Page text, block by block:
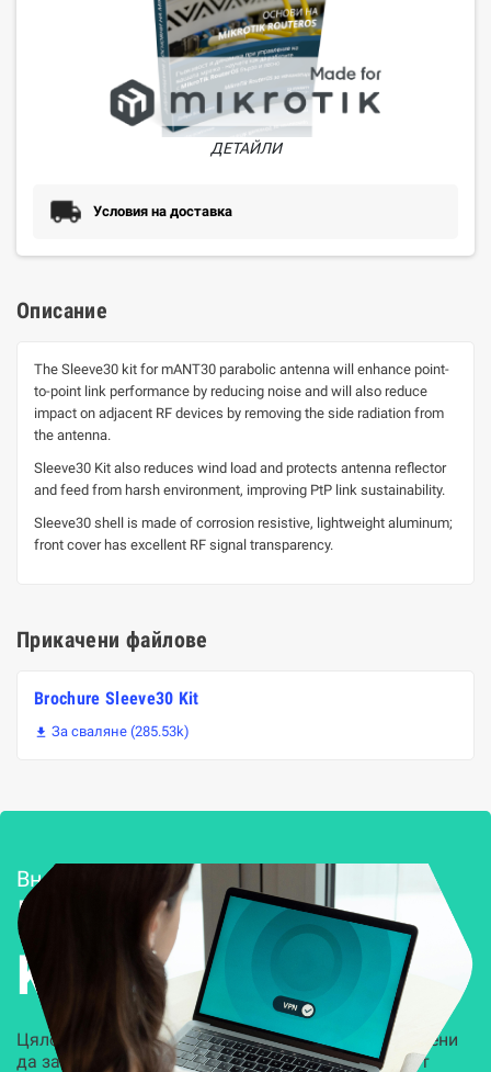
ДЕТАЙЛИ
Условия на доставка
Описание
The Sleeve30 kit for mANT30 parabolic antenna will enhance point-
to-point link performance by reducing noise and will also reduce
impact on adjacent RF devices by removing the side radiation from
the antenna.
Sleeve30 Kit also reduces wind load and protects antenna reflector
and feed from harsh environment, improving PtP link sustainability.
Sleeve30 shell is made of corrosion resistive, lightweight aluminum;
front cover has excellent RF signal transparency.
Прикачени файлове
Brochure Sleeve30 Kit
 За сваляне (285.53k)
Внедряване и поддръжка
Решения за
Kиберсигурност
Цялостни, задвижвани от AI решения, предназначени
да защитят всеки слой на вашата организация от